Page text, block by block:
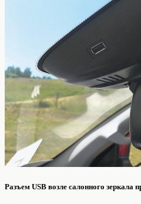
Разъем USB возле салонного зеркала